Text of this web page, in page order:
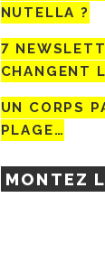
NUTELLA ?
7
CHANGENT
UN CORPS
PLAGE…
MONTEZ